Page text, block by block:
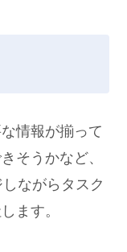
情報が揃って
そうかなど、
ながらタスク
ます。